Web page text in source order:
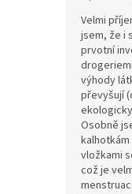
Velmi
jsem, že i
prvotní
výhody
převyšují
Osobně
vložkami
což je